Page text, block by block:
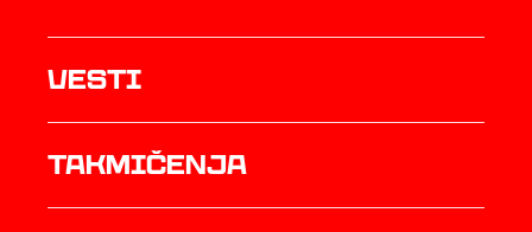
Vesti
Takmičenja